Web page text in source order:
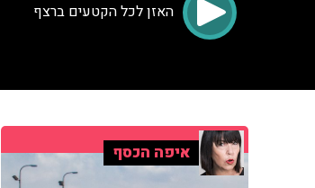
האזן לכל הקטעים ברצף
איפה הכסף